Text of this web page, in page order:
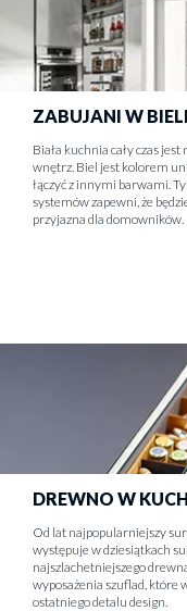
ZABUJANI W BIELI
Biała kuchnia cały czas
wnętrz. Biel jest kolorem
łączyć z innymi barwami.
systemów zapewni, że
przyjazna dla domowników.
DREWNO W
Od lat najpopularniejszy
występuje w dziesiątkach
najszlachetniejszego
wyposażenia szuflad, które
ostatniego detalu design.